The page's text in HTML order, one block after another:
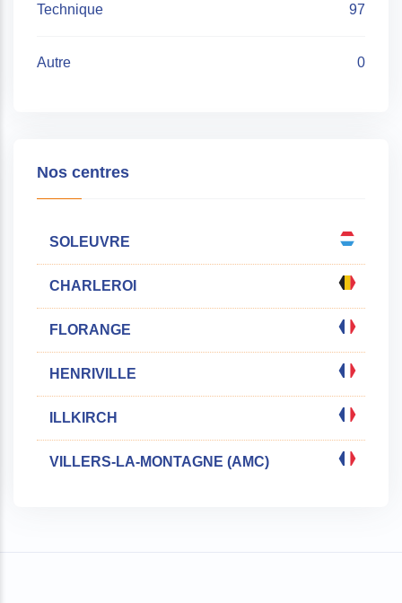
Technique 97
Autre 0
Nos centres
SOLEUVRE
CHARLEROI
FLORANGE
HENRIVILLE
ILLKIRCH
VILLERS-LA-MONTAGNE (AMC)